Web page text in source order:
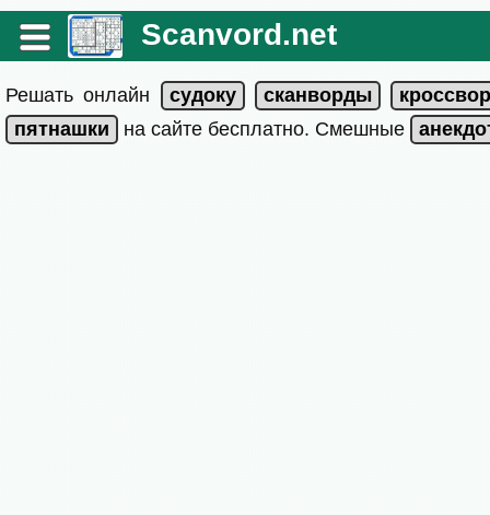
Scanvord.net
Решать онлайн
на сайте бесплатно. Смешные